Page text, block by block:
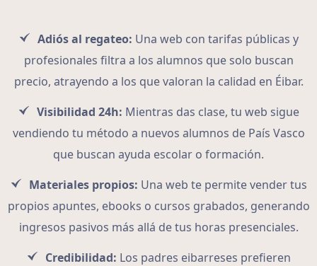
Adiós al regateo: Una web con tarifas públicas y
profesionales filtra a los alumnos que solo buscan
precio, atrayendo a los que valoran la calidad en Éibar.
Visibilidad 24h: Mientras das clase, tu web sigue
vendiendo tu método a nuevos alumnos de País Vasco
que buscan ayuda escolar o formación.
Materiales propios: Una web te permite vender tus
propios apuntes, ebooks o cursos grabados, generando
ingresos pasivos más allá de tus horas presenciales.
Credibilidad: Los padres eibarreses prefieren